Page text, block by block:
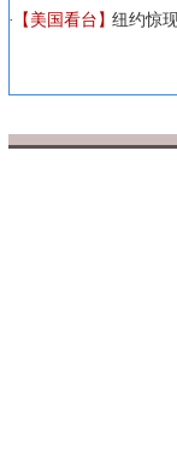
【美国看台】纽约惊